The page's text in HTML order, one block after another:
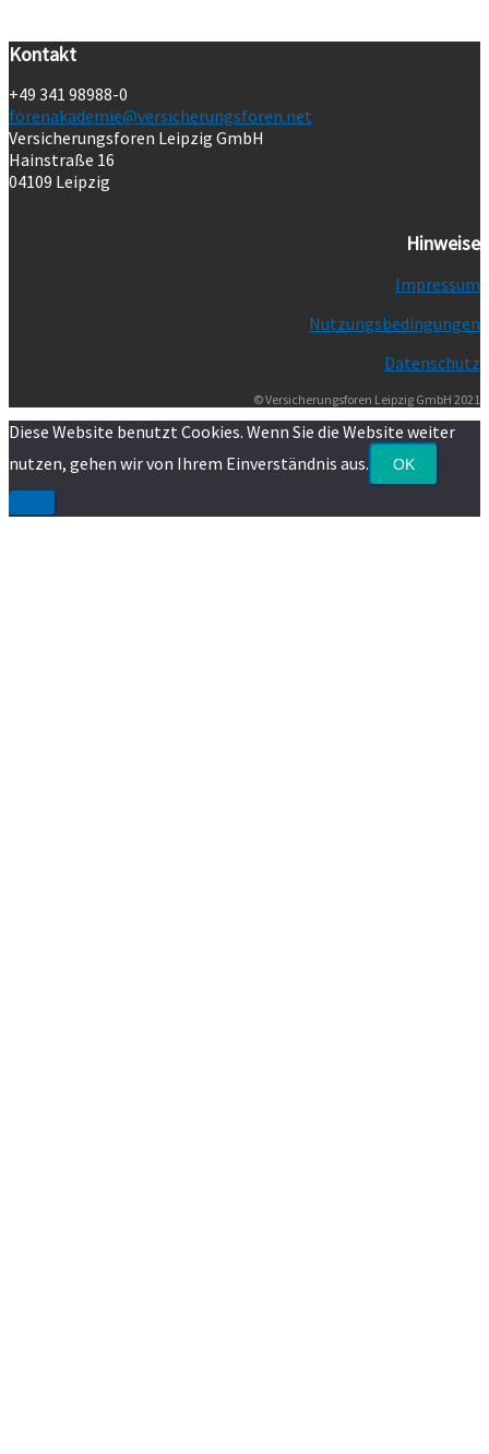
Kontakt
+49 341 98988-0
forenakademie@versicherungsforen.net
Versicherungsforen Leipzig GmbH
Hainstraße 16
04109 Leipzig
Hinweise
Impressum
Nutzungsbedingungen
Datenschutz
© Versicherungsforen Leipzig GmbH 2021
Diese Website benutzt Cookies. Wenn Sie die Website weiter
nutzen, gehen wir von Ihrem Einverständnis aus.
OK